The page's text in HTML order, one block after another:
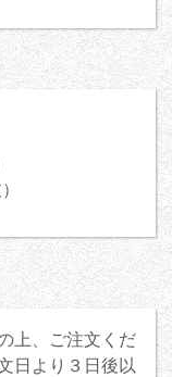
上、ご注文くだ
日より３日後以